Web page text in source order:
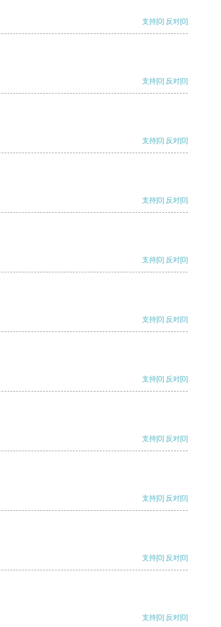
支持[0] 反对[0]
支持[0] 反对[0]
支持[0] 反对[0]
支持[0] 反对[0]
支持[0] 反对[0]
支持[0] 反对[0]
支持[0] 反对[0]
支持[0] 反对[0]
支持[0] 反对[0]
支持[0] 反对[0]
支持[0] 反对[0]